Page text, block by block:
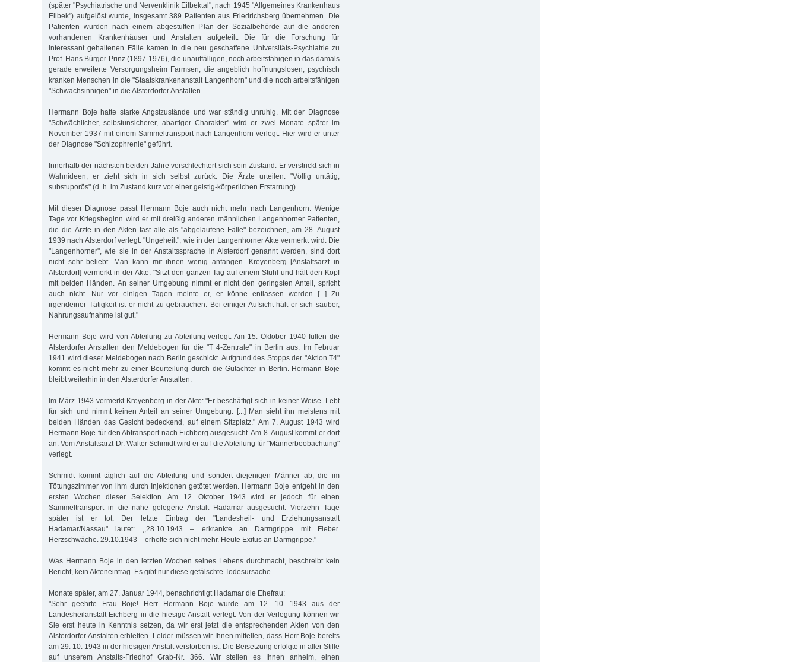
(später "Psychiatrische und Nervenklinik Eilbektal", nach 1945 "Allgemeines Krankenhaus
Eilbek") aufgelöst wurde, insgesamt 389 Patienten aus Friedrichsberg übernehmen. Die
Patienten wurden nach einem abgestuften Plan der Sozialbehörde auf die anderen
vorhandenen Krankenhäuser und Anstalten aufgeteilt: Die für die Forschung für
interessant gehaltenen Fälle kamen in die neu geschaffene Universitäts-Psychiatrie zu
Prof. Hans Bürger-Prinz (1897-1976), die unauffälligen, noch arbeitsfähigen in das damals
gerade erweiterte Versorgungsheim Farmsen, die angeblich hoffnungslosen, psychisch
kranken Menschen in die "Staatskrankenanstalt Langenhorn" und die noch arbeitsfähigen
"Schwachsinnigen" in die Alsterdorfer Anstalten.
Hermann Boje hatte starke Angstzustände und war ständig unruhig. Mit der Diagnose
"Schwächlicher, selbstunsicherer, abartiger Charakter" wird er zwei Monate später im
November 1937 mit einem Sammeltransport nach Langenhorn verlegt. Hier wird er unter
der Diagnose "Schizophrenie" geführt.
Innerhalb der nächsten beiden Jahre verschlechtert sich sein Zustand. Er verstrickt sich in
Wahnideen, er zieht sich in sich selbst zurück. Die Ärzte urteilen: "Völlig untätig,
substuporös" (d. h. im Zustand kurz vor einer geistig-körperlichen Erstarrung).
Mit dieser Diagnose passt Hermann Boje auch nicht mehr nach Langenhorn. Wenige
Tage vor Kriegsbeginn wird er mit dreißig anderen männlichen Langenhorner Patienten,
die die Ärzte in den Akten fast alle als "abgelaufene Fälle" bezeichnen, am 28. August
1939 nach Alsterdorf verlegt. "Ungeheilt", wie in der Langenhorner Akte vermerkt wird. Die
"Langenhorner", wie sie in der Anstaltssprache in Alsterdorf genannt werden, sind dort
nicht sehr beliebt. Man kann mit ihnen wenig anfangen. Kreyenberg [Anstaltsarzt in
Alsterdorf] vermerkt in der Akte: "Sitzt den ganzen Tag auf einem Stuhl und hält den Kopf
mit beiden Händen. An seiner Umgebung nimmt er nicht den geringsten Anteil, spricht
auch nicht. Nur vor einigen Tagen meinte er, er könne entlassen werden [...] Zu
irgendeiner Tätigkeit ist er nicht zu gebrauchen. Bei einiger Aufsicht hält er sich sauber,
Nahrungsaufnahme ist gut."
Hermann Boje wird von Abteilung zu Abteilung verlegt. Am 15. Oktober 1940 füllen die
Alsterdorfer Anstalten den Meldebogen für die "T 4-Zentrale" in Berlin aus. Im Februar
1941 wird dieser Meldebogen nach Berlin geschickt. Aufgrund des Stopps der "Aktion T4"
kommt es nicht mehr zu einer Beurteilung durch die Gutachter in Berlin. Hermann Boje
bleibt weiterhin in den Alsterdorfer Anstalten.
Im März 1943 vermerkt Kreyenberg in der Akte: "Er beschäftigt sich in keiner Weise. Lebt
für sich und nimmt keinen Anteil an seiner Umgebung. [...] Man sieht ihn meistens mit
beiden Händen das Gesicht bedeckend, auf einem Sitzplatz." Am 7. August 1943 wird
Hermann Boje für den Abtransport nach Eichberg ausgesucht. Am 8. August kommt er dort
an. Vom Anstaltsarzt Dr. Walter Schmidt wird er auf die Abteilung für "Männerbeobachtung"
verlegt.
Schmidt kommt täglich auf die Abteilung und sondert diejenigen Männer ab, die im
Tötungszimmer von ihm durch Injektionen getötet werden. Hermann Boje entgeht in den
ersten Wochen dieser Selektion. Am 12. Oktober 1943 wird er jedoch für einen
Sammeltransport in die nahe gelegene Anstalt Hadamar ausgesucht. Vierzehn Tage
später ist er tot. Der letzte Eintrag der "Landesheil- und Erziehungsanstalt
Hadamar/Nassau" lautet: ,,28.10.1943 – erkrankte an Darmgrippe mit Fieber.
Herzschwäche. 29.10.1943 – erholte sich nicht mehr. Heute Exitus an Darmgrippe."
Was Hermann Boje in den letzten Wochen seines Lebens durchmacht, beschreibt kein
Bericht, kein Akteneintrag. Es gibt nur diese gefälschte Todesursache.
Monate später, am 27. Januar 1944, benachrichtigt Hadamar die Ehefrau:
"Sehr geehrte Frau Boje! Herr Hermann Boje wurde am 12. 10. 1943 aus der
Landesheilanstalt Eichberg in die hiesige Anstalt verlegt. Von der Verlegung können wir
Sie erst heute in Kenntnis setzen, da wir erst jetzt die entsprechenden Akten von den
Alsterdorfer Anstalten erhielten. Leider müssen wir Ihnen mitteilen, dass Herr Boje bereits
am 29. 10. 1943 in der hiesigen Anstalt verstorben ist. Die Beisetzung erfolgte in aller Stille
auf unserem Anstalts-Friedhof Grab-Nr. 366. Wir stellen es Ihnen anheim, einen